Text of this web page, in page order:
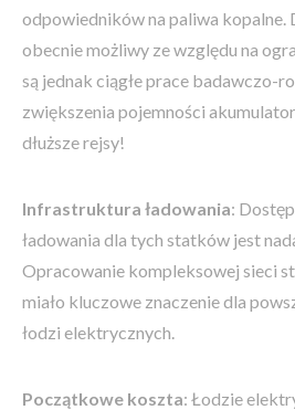
odpowiedników na paliwa kopalne.
obecnie możliwy ze względu na
są jednak ciągłe prace badawczo-
zwiększenia pojemności
dłuższe rejsy!
Infrastruktura ładowania:
ładowania dla tych statków jest
Opracowanie kompleksowej sieci
miało kluczowe znaczenie dla
łodzi elektrycznych.
Początkowe koszta: Łodzie